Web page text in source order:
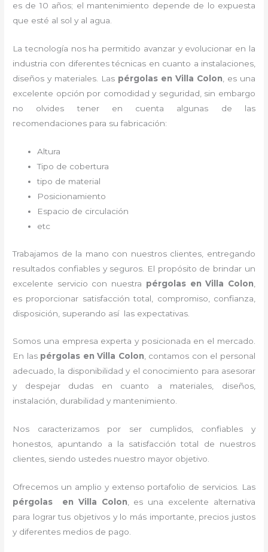
es de 10 años; el mantenimiento depende de lo expuesta
que esté al sol y al agua.
La tecnología nos ha permitido avanzar y evolucionar en la
industria con diferentes técnicas en cuanto a instalaciones,
diseños y materiales. Las pérgolas en Villa Colon , es una
excelente opción por comodidad y seguridad, sin embargo
no olvides tener en cuenta algunas de las
recomendaciones para su fabricación:
Altura
Tipo de cobertura
tipo de material
Posicionamiento
Espacio de circulación
etc
Trabajamos de la mano con nuestros clientes, entregando
resultados confiables y seguros. El propósito de brindar un
excelente servicio con nuestra pérgolas en Villa Colon
es proporcionar satisfacción total, compromiso, confianza,
disposición, superando así las expectativas.
Somos una empresa experta y posicionada en el mercado.
En las pérgolas en Villa Colon, contamos con el personal
adecuado, la disponibilidad y el conocimiento para asesorar
y despejar dudas en cuanto a materiales, diseños,
instalación, durabilidad y mantenimiento.
Nos caracterizamos por ser cumplidos, confiables y
honestos, apuntando a la satisfacción total de nuestros
clientes, siendo ustedes nuestro mayor objetivo.
Ofrecemos un amplio y extenso portafolio de servicios. Las
pérgolas en Villa Colon , es una excelente alternativa
para lograr tus objetivos y lo más importante, precios justos
y diferentes medios de pago.